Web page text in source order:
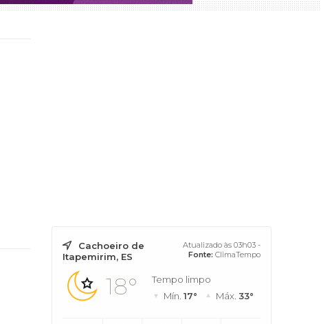
Cachoeiro de
Itapemirim, ES
Atualizado às 03h03 -
Fonte: ClimaTempo
18°
Tempo limpo
Mín. 17° Máx. 33°